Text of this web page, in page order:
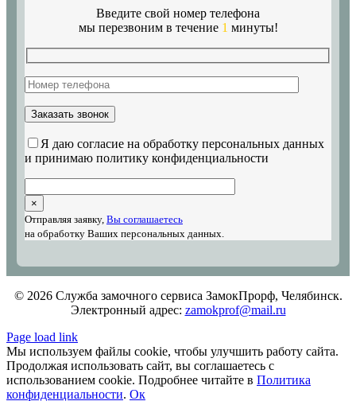
Введите свой номер телефона
мы перезвоним в течение 1 минуты!
Я даю согласие на обработку персональных данных
и принимаю политику конфиденциальности
×
Отправляя заявку, Вы соглашаетесь
на обработку Ваших персональных данных.
© 2026 Служба замочного сервиса ЗамокПрорф, Челябинск.
Электронный адрес: zamokprof@mail.ru
Page load link
Мы используем файлы cookie, чтобы улучшить работу сайта.
Продолжая использовать сайт, вы соглашаетесь с
использованием cookie. Подробнее читайте в Политика
конфиденциальности. Ок